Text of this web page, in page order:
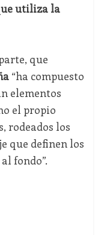
utiliza la
que
“ha compuesto
elementos
el propio
rodeados los
que definen los
fondo”.